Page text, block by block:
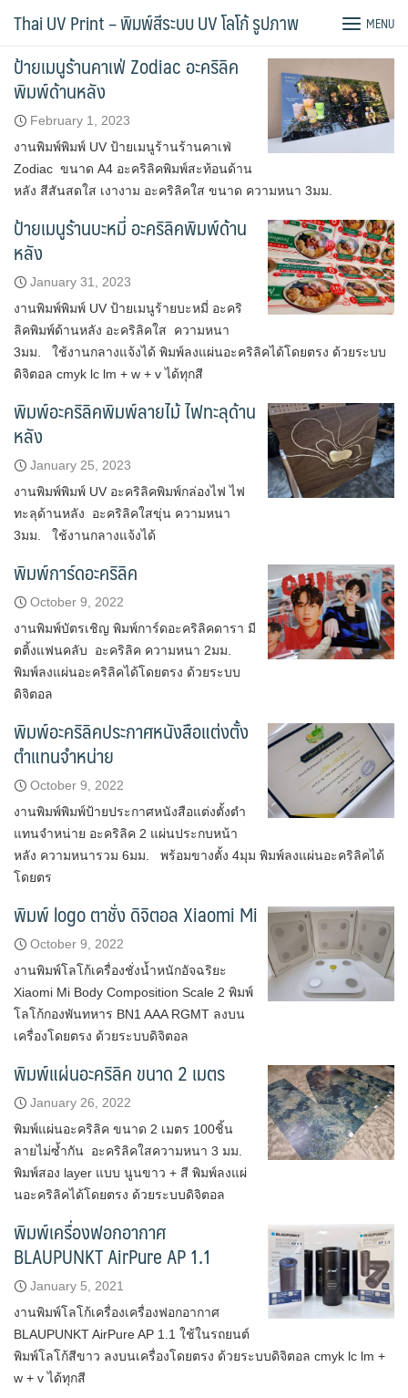
Thai UV Print – พิมพ์สีระบบ UV โลโก้ รูปภาพ MENU
Tag:พิมพ์ UV
ป้ายเมนูร้านคาเฟ่ Zodiac อะคริลิค
พิมพ์ด้านหลัง
February 1, 2023
งานพิมพ์พิมพ์ UV ป้ายเมนูร้านร้านคาเฟ่
Zodiac ขนาด A4 อะคริลิคพิมพ์สะท้อนด้าน
หลัง สีสันสดใส เงางาม อะคริลิคใส ขนาด ความหนา 3มม.
ป้ายเมนูร้านบะหมี่ อะคริลิคพิมพ์ด้าน
หลัง
January 31, 2023
งานพิมพ์พิมพ์ UV ป้ายเมนูร้ายบะหมี่ อะคริ
ลิคพิมพ์ด้านหลัง อะคริลิคใส ความหนา
3มม. ใช้งานกลางแจ้งได้ พิมพ์ลงแผ่นอะคริลิคได้โดยตรง ด้วยระบบ
ดิจิตอล cmyk lc lm + w + v ได้ทุกสี
พิมพ์อะคริลิคพิมพ์ลายไม้ ไฟทะลุด้าน
หลัง
January 25, 2023
งานพิมพ์พิมพ์ UV อะคริลิคพิมพ์กล่องไฟ ไฟ
ทะลุด้านหลัง อะคริลิคใสขุ่น ความหนา
3มม. ใช้งานกลางแจ้งได้
พิมพ์การ์ดอะคริลิค
October 9, 2022
งานพิมพ์บัตรเชิญ พิมพ์การ์ดอะคริลิคดารา มี
ตติ้งแฟนคลับ อะคริลิค ความหนา 2มม.
พิมพ์ลงแผ่นอะคริลิคได้โดยตรง ด้วยระบบ
ดิจิตอล
พิมพ์อะคริลิคประกาศหนังสือแต่งตั้ง
ตำแทนจำหน่าย
October 9, 2022
งานพิมพ์พิมพ์ป้ายประกาศหนังสือแต่งตั้งตำ
แทนจำหน่าย อะคริลิค 2 แผ่นประกบหน้า
หลัง ความหนารวม 6มม. พร้อมขางตั้ง 4มุม พิมพ์ลงแผ่นอะคริลิคได้
โดยตร
พิมพ์ logo ตาชั่ง ดิจิตอล Xiaomi Mi
October 9, 2022
งานพิมพ์โลโก้เครื่องชั่งน้ำหนักอัจฉริยะ
Xiaomi Mi Body Composition Scale 2 พิมพ์
โลโก้กองพันทหาร BN1 AAA RGMT ลงบน
เครื่องโดยตรง ด้วยระบบดิจิตอล
พิมพ์แผ่นอะคริลิค ขนาด 2 เมตร
January 26, 2022
พิมพ์แผ่นอะคริลิค ขนาด 2 เมตร 100ชิ้น
ลายไม่ซ้ำกัน อะคริลิคใสความหนา 3 มม.
พิมพ์สอง layer แบบ นูนขาว + สี พิมพ์ลงแผ่
นอะคริลิคได้โดยตรง ด้วยระบบดิจิตอล
พิมพ์เครื่องฟอกอากาศ
BLAUPUNKT AirPure AP 1.1
January 5, 2021
งานพิมพ์โลโก้เครื่องเครื่องฟอกอากาศ
BLAUPUNKT AirPure AP 1.1 ใช้ในรถยนต์
พิมพ์โลโก้สีขาว ลงบนเครื่องโดยตรง ด้วยระบบดิจิตอล cmyk lc lm +
w + v ได้ทุกสี